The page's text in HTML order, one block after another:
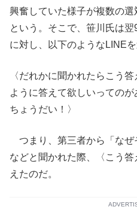
興奮していた様子が複数の
という。そこで、笹川氏は
に対し、以下のようなLINEを
〈だれかに聞かれたらこう
ように答えて欲しいっての
ちょうだい！〉
つまり、第三者から「なぜ
などと聞かれた際、〈こう
えたのだ。